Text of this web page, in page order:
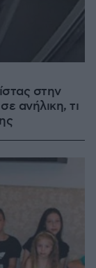
στην
ανήλικη, τι